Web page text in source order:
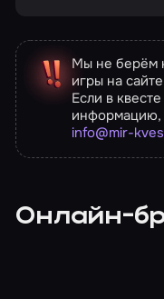
Мы не берём
игры на
Если в
информацию,
info@mir-
Онлайн-